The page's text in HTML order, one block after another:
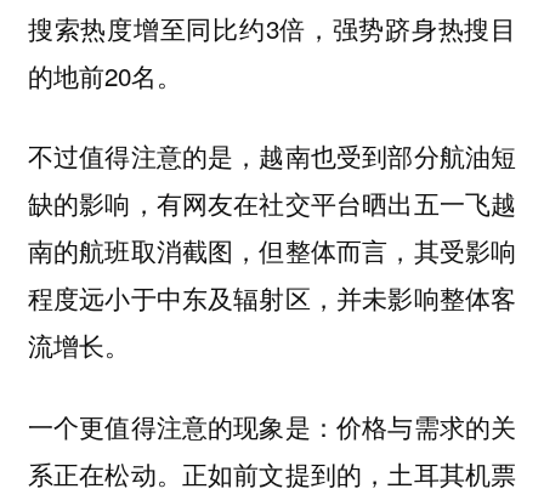
搜索热度增至同比约3倍，强势跻身热搜目
的地前20名。
不过值得注意的是，越南也受到部分航油短
缺的影响，有网友在社交平台晒出五一飞越
南的航班取消截图，但整体而言，其受影响
程度远小于中东及辐射区，并未影响整体客
流增长。
一个更值得注意的现象是：价格与需求的关
系正在松动。正如前文提到的，土耳其机票